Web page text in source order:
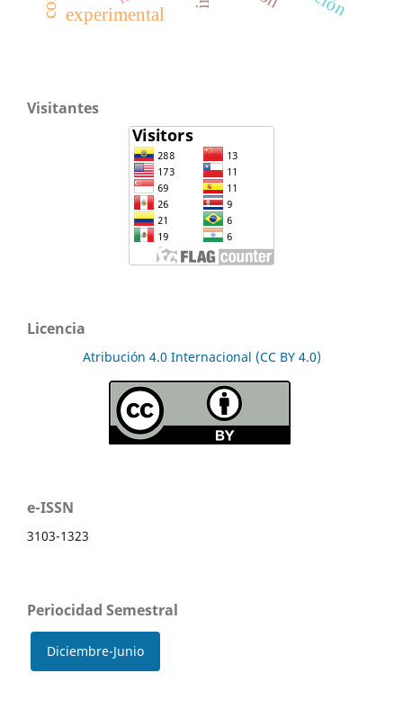
experimental
Visitantes
Licencia
Atribución 4.0 Internacional (CC BY 4.0)
e-ISSN
3103-1323
Periocidad Semestral
Diciembre-Junio